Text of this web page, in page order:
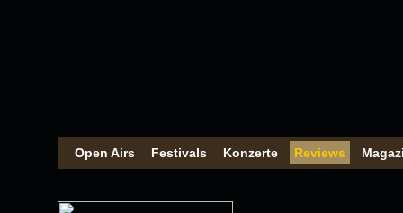
Open Airs Festivals Konzerte Reviews